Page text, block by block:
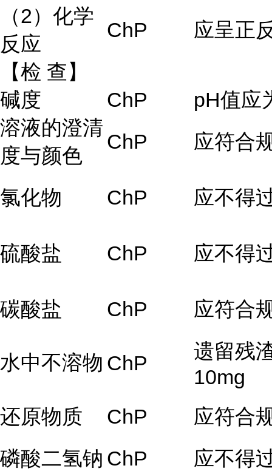
（2）化学
反应
ChP
应呈正
【检 查】
碱度
ChP
pH值应
溶液的澄清
度与颜色
ChP 应符合
氯化物 ChP 应不得
硫酸盐 ChP 应不得
碳酸盐 ChP 应符合
水中不溶物 ChP
遗留残
10mg
还原物质
ChP
应符合
磷酸二氢钠 ChP
应不得